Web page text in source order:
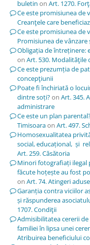
buletin on Art. 1270.
Ce este promisiunea de
Creanţele care
Ce este promisiunea de
Promisiunea de
Obligația de întreținere:
on Art. 530. Modalităţile
Ce este prezumția de
concepţiunii
Poate fi închiriată o
dintre soți?on Art. 345.
administrare
Ce este un plan
Timisoaraon Art. 497.
Homosexualitatea
social, educațional, și
Art. 259. Căsătoria
Minori fotografiați ilegal
făcute hoțește au fost
on Art. 74. Atingeri
Garanția contra viciilor
și răspunderea
1707. Condiţii
Admisibilitatea cererii
familiei în lipsa unei
Atribuirea beneficiului